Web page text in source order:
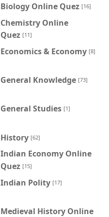
Biology Online Quez [16]
Chemistry Online
Quez [11]
Economics & Economy [8]
General Knowledge [73]
General Studies [1]
History [62]
Indian Economy Online
Quez [15]
Indian Polity [17]
Medieval History Online